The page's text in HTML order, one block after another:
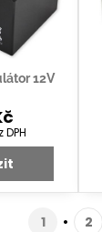
12V
DPH
1 2